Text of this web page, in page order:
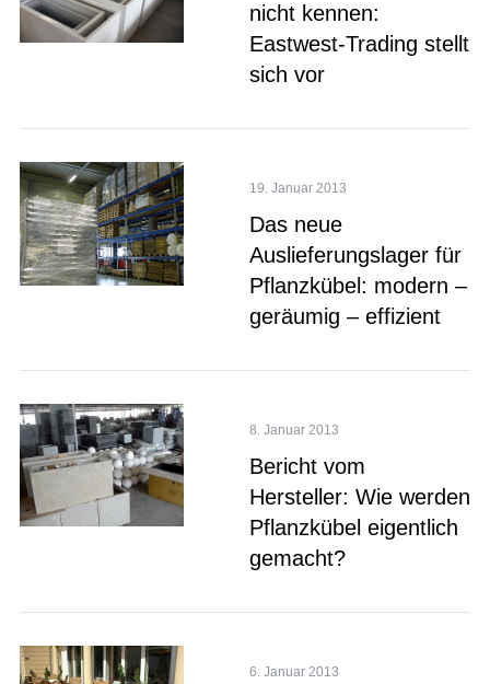
nicht kennen:
Eastwest-Trading stellt
sich vor
19. Januar 2013
Das neue
Auslieferungslager für
Pflanzkübel: modern –
geräumig – effizient
8. Januar 2013
Bericht vom
Hersteller: Wie werden
Pflanzkübel eigentlich
gemacht?
6. Januar 2013